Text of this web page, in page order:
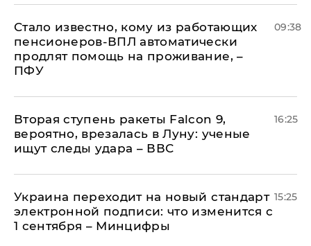
Стало известно, кому из работающих
пенсионеров-ВПЛ автоматически
продлят помощь на проживание, –
ПФУ
09:38
Вторая ступень ракеты Falcon 9,
вероятно, врезалась в Луну: ученые
ищут следы удара – ВВС
16:25
Украина переходит на новый стандарт
электронной подписи: что изменится с
1 сентября – Минцифры
15:25